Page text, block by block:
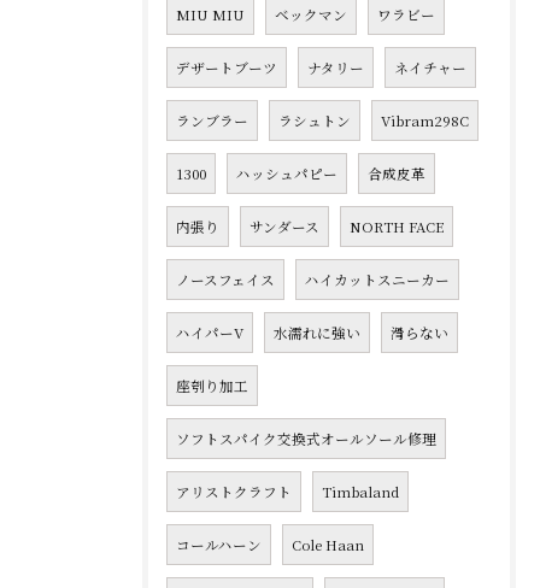
MIU MIU ベックマン ワラビー
デザートブーツ ナタリー ネイチャー
ランブラー ラシュトン Vibram298C
1300 ハッシュパピー 合成皮革
内張り サンダース NORTH FACE
ノースフェイス ハイカットスニーカー
ハイパーV 水濡れに強い 滑らない
座刳り加工
ソフトスパイク交換式オールソール修理
アリストクラフト Timbaland
コールハーン Cole Haan